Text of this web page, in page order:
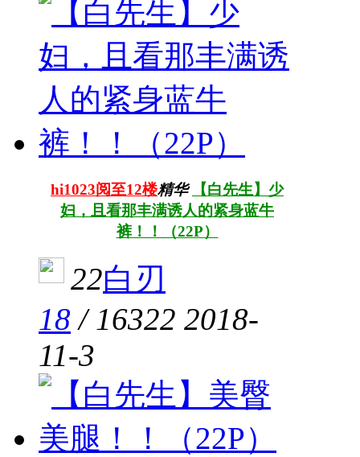
hi1023阅至12楼精华
【白先生】少
妇，且看那丰满诱人的紧身蓝牛
裤！！（22P）
22白刃
18 / 16322 2018-
11-3